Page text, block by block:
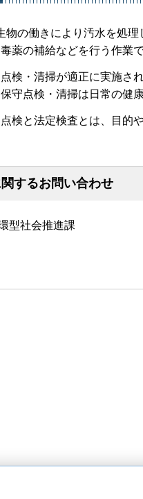
物の働きにより汚水を処
薬の補給などを行う作業で
検・清掃が適正に実施さ
守点検・清掃は日常の健
検と法定検査とは、目的
するお問い合わせ
型社会推進課